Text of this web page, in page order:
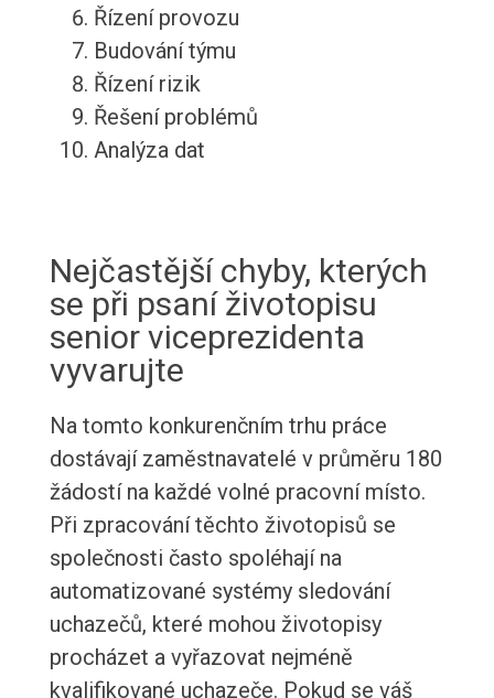
Řízení provozu
Budování týmu
Řízení rizik
Řešení problémů
Analýza dat
Nejčastější chyby, kterých
se při psaní životopisu
senior viceprezidenta
vyvarujte
Na tomto konkurenčním trhu práce
dostávají zaměstnavatelé v průměru 180
žádostí na každé volné pracovní místo.
Při zpracování těchto životopisů se
společnosti často spoléhají na
automatizované systémy sledování
uchazečů, které mohou životopisy
procházet a vyřazovat nejméně
kvalifikované uchazeče. Pokud se váš